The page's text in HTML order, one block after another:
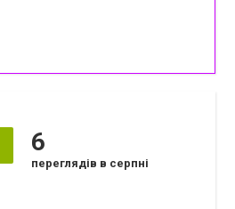
6
переглядів в серпні